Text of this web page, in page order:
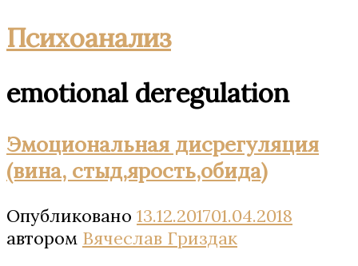
Психоанализ
emotional deregulation
Эмоциональная дисрегуляция
(вина, стыд,ярость,обида)
Опубликовано 13.12.201701.04.2018
автором Вячеслав Гриздак